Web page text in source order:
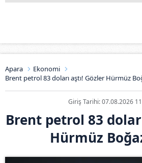
Apara
Ekonomi
Brent petrol 83 doları aştı! Gözler Hürmüz
Giriş Tarihi: 07.08.2026
Brent petrol 83
Hürmüz